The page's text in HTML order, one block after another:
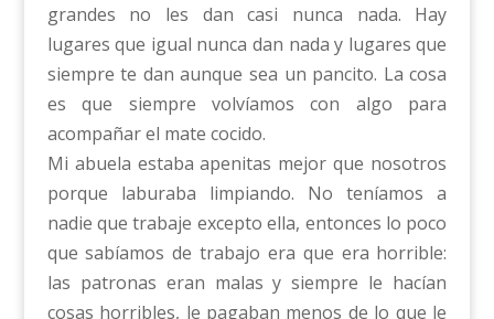
grandes no les dan casi nunca nada. Hay
lugares que igual nunca dan nada y lugares que
siempre te dan aunque sea un pancito. La cosa
es que siempre volvíamos con algo para
acompañar el mate cocido.
Mi abuela estaba apenitas mejor que nosotros
porque laburaba limpiando. No teníamos a
nadie que trabaje excepto ella, entonces lo poco
que sabíamos de trabajo era que era horrible:
las patronas eran malas y siempre le hacían
cosas horribles, le pagaban menos de lo que le